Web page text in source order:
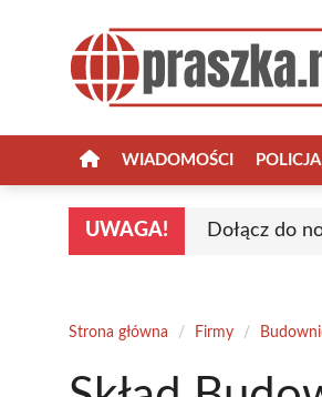
WIADOMOŚCI POLICJA
UWAGA! Dołącz do
Strona główna / Firmy /